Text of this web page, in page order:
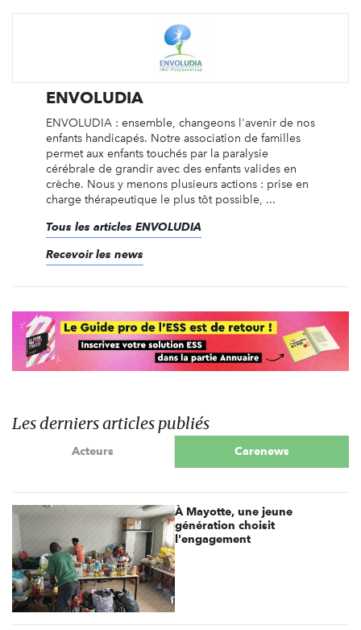
ENVOLUDIA
ENVOLUDIA : ensemble, changeons l'avenir de nos
enfants handicapés. Notre association de familles
permet aux enfants touchés par la paralysie
cérébrale de grandir avec des enfants valides en
crèche. Nous y menons plusieurs actions : prise en
charge thérapeutique le plus tôt possible, ...
Tous les articles ENVOLUDIA
Recevoir les news
Les derniers articles publiés
Acteurs Carenews
À Mayotte, une jeune
génération choisit
l'engagement